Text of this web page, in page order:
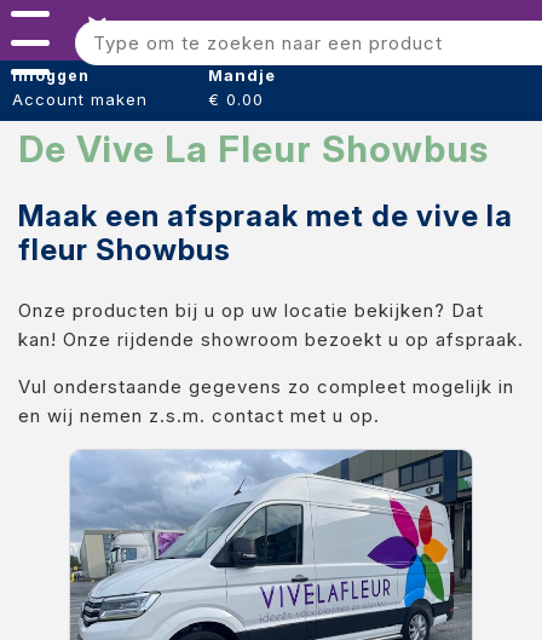
Menu
Bloomshaper
Kleintje knip + Bloemensnijder
Papier (verpakking)
Folie (Verpakking)
Boeket hoezen
Tape
Voeding
Oasis steekschuim
sideau steek blok
RouwLint + Inkt
Inloggen
Account maken
Mandje
€ 0.00
De Vive La Fleur Showbus
Maak een afspraak met de vive la
fleur Showbus
Onze producten bij u op uw locatie bekijken? Dat
kan! Onze rijdende showroom bezoekt u op afspraak.
Vul onderstaande gegevens zo compleet mogelijk in
en wij nemen z.s.m. contact met u op.